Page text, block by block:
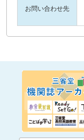
お問い合わせ先